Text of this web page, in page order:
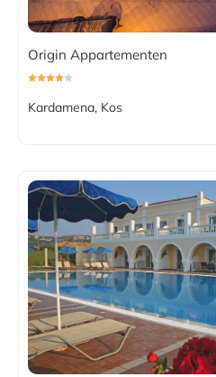
Origin Appartementen
Kardamena, Kos